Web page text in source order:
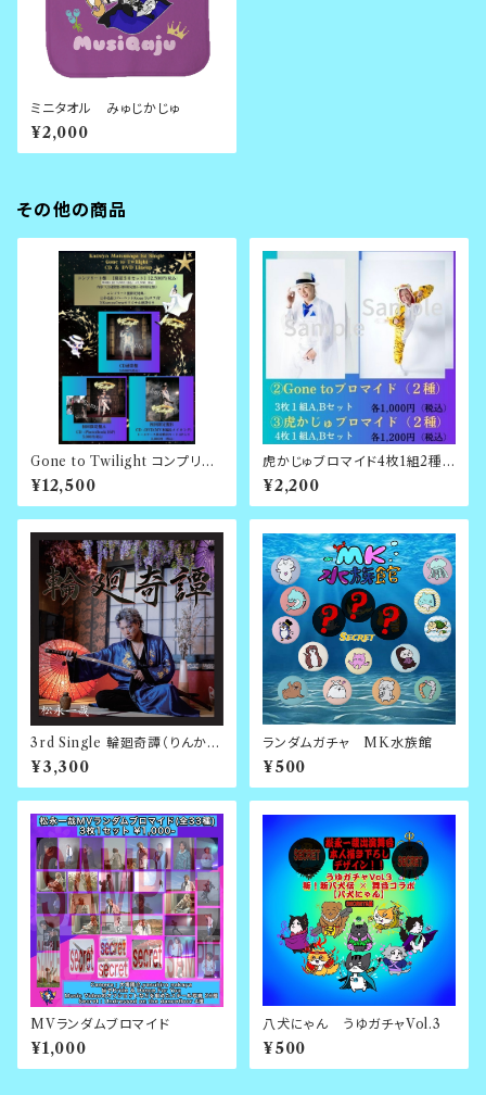
ミニタオル みゅじかじゅ
¥2,000
その他の商品
Gone to Twilight コンプリー
ト盤
¥12,500
虎かじゅブロマイド4枚1組2種セ
ット
¥2,200
3rd Single 輪廻奇譚（りんかき
たん）
¥3,300
ランダムガチャ MK水族館
¥500
MVランダムブロマイド
¥1,000
八犬にゃん うゆガチャVol.3
¥500